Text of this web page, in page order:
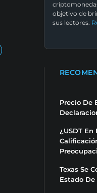
objetivo de
sus lectores.
Precio De
¿USDT En
Texas Se
Estado De